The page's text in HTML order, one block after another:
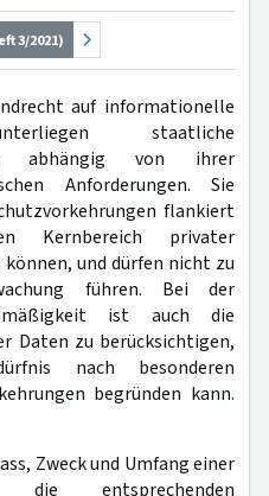
3/2021)
auf informationelle
staatliche
abhängig von ihrer
Anforderungen. Sie
flankiert
Kernbereich privater
und dürfen nicht zu
führen. Bei der
ist auch die
Daten zu berücksichtigen,
nach besonderen
begründen kann.
Zweck und Umfang einer
die entsprechenden